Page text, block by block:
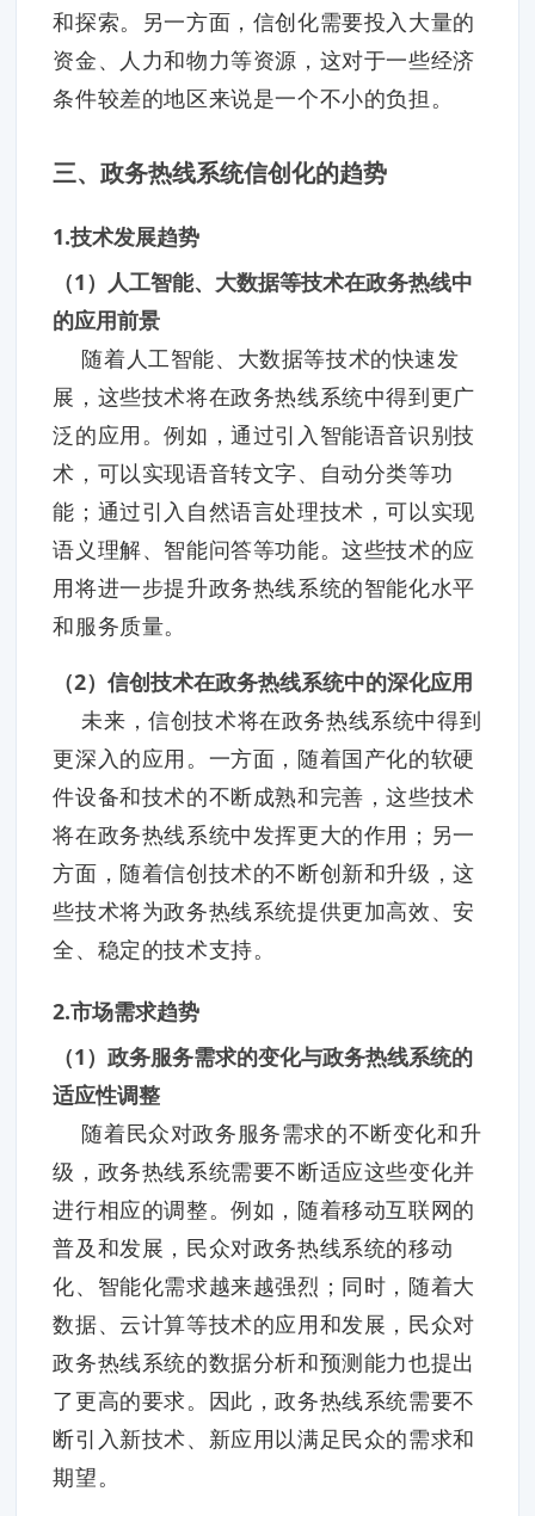
和探索。另一方面，信创化需要投入大量的
资金、人力和物力等资源，这对于一些经济
条件较差的地区来说是一个不小的负担。
三、政务热线系统信创化的趋势
1.技术发展趋势
（1）人工智能、大数据等技术在政务热线中
的应用前景
随着人工智能、大数据等技术的快速发
展，这些技术将在政务热线系统中得到更广
泛的应用。例如，通过引入智能语音识别技
术，可以实现语音转文字、自动分类等功
能；通过引入自然语言处理技术，可以实现
语义理解、智能问答等功能。这些技术的应
用将进一步提升政务热线系统的智能化水平
和服务质量。
（2）信创技术在政务热线系统中的深化应用
未来，信创技术将在政务热线系统中得到
更深入的应用。一方面，随着国产化的软硬
件设备和技术的不断成熟和完善，这些技术
将在政务热线系统中发挥更大的作用；另一
方面，随着信创技术的不断创新和升级，这
些技术将为政务热线系统提供更加高效、安
全、稳定的技术支持。
2.市场需求趋势
（1）政务服务需求的变化与政务热线系统的
适应性调整
随着民众对政务服务需求的不断变化和升
级，政务热线系统需要不断适应这些变化并
进行相应的调整。例如，随着移动互联网的
普及和发展，民众对政务热线系统的移动
化、智能化需求越来越强烈；同时，随着大
数据、云计算等技术的应用和发展，民众对
政务热线系统的数据分析和预测能力也提出
了更高的要求。因此，政务热线系统需要不
断引入新技术、新应用以满足民众的需求和
期望。